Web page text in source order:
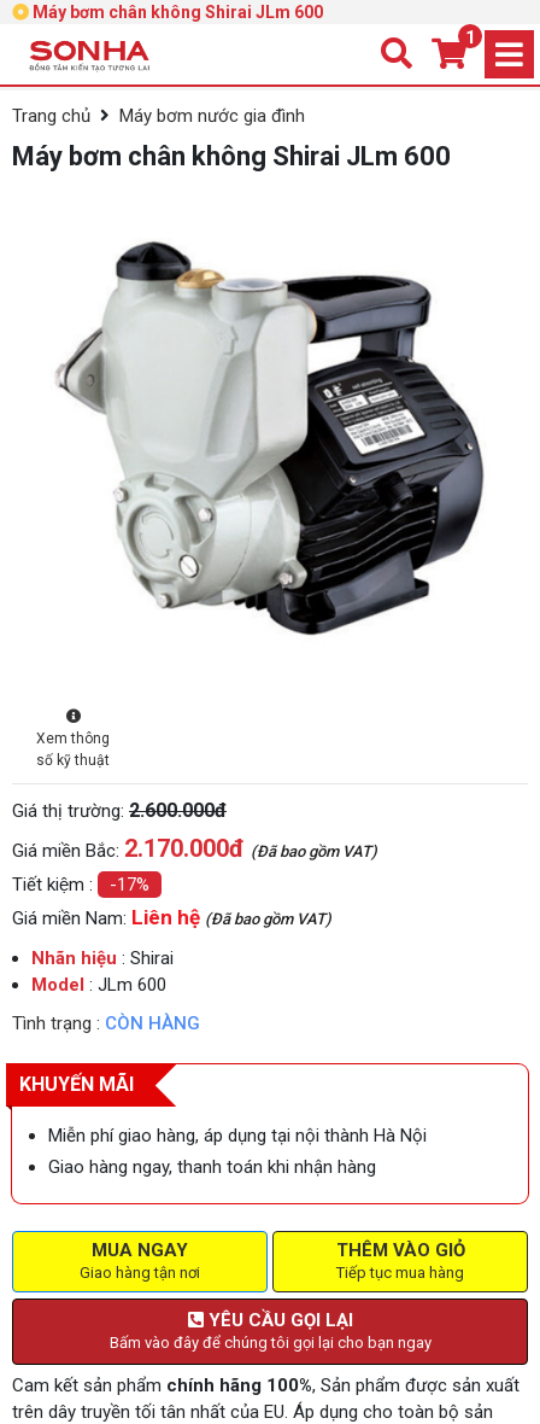
Máy bơm chân không Shirai JLm 600
1
Trang chủ Máy bơm nước gia đình
Máy bơm chân không Shirai JLm 600
Xem thông
số kỹ thuật
Giá thị trường: 2.600.000đ
Giá miền Bắc: 2.170.000đ (Đã bao gồm VAT)
Tiết kiệm :
-17%
Giá miền Nam: Liên hệ (Đã bao gồm VAT)
Nhãn hiệu : Shirai
Model : JLm 600
Tình trạng : CÒN HÀNG
KHUYẾN MÃI
Miễn phí giao hàng, áp dụng tại nội thành Hà Nội
Giao hàng ngay, thanh toán khi nhận hàng
MUA NGAY
Giao hàng tận nơi
THÊM VÀO GIỎ
Tiếp tục mua hàng
YÊU CẦU GỌI LẠI
Bấm vào đây để chúng tôi gọi lại cho bạn ngay
Cam kết sản phẩm chính hãng 100%, Sản phẩm được sản xuất
trên dây truyền tối tân nhất của EU. Áp dụng cho toàn bộ sản